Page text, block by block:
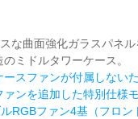
な曲面強化ガラスパネル
ミドルタワーケース。
ースファンが付属しない
ンを追加した特別仕様モ
RGBファン4基（フロン